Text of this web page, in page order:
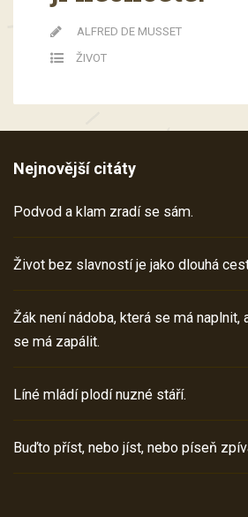
ALFRED DE MUSSET
ŽIVOT
Nejnovější citáty
Podvod a klam zradí se sám.
Život bez slavností je jako dlouhá
Žák není nádoba, která se má naplnit,
se má zapálit.
Líné mládí plodí nuzné stáří.
Buďto příst, nebo jíst, nebo píseň